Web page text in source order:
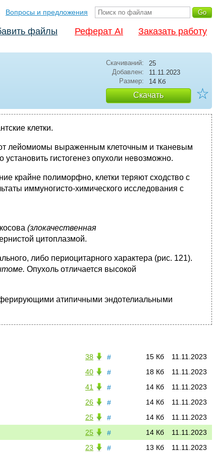
Вопросы и предложения
файлы Реферат AI Заказать работу
Скачиваний:
25
Добавлен:
11.11.2023
Размер:
14 Кб
Скачать ☆
клетки.
лейомиомы выраженным клеточным и тканевым
гистогенез опухоли невозможно.
крайне полиморфно, клетки теряют сходство с
иммуногисто-химического исследования с
(злокачественная
цитоплазмой.
либо периоцитарного характера (рис. 121).
Опухоль отличается высокой
атипичными эндотелиальными
# 11.11.2023
15 Кб
38
#
11.11.2023
18 Кб
40
#
11.11.2023
14 Кб
41
#
11.11.2023
14 Кб
26
#
11.11.2023
14 Кб
25
#
11.11.2023
14 Кб
25
#
11.11.2023
13 Кб
23